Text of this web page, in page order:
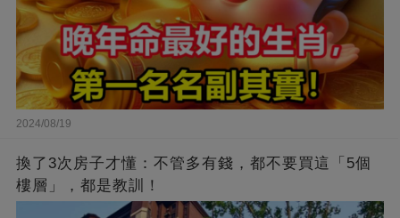
2024/08/19
換了3次房子才懂：不管多有錢，都不要買這「5個
樓層」，都是教訓！